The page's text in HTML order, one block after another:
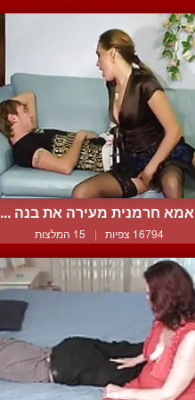
אמא חרמנית מעירה את בנה ...
16794 צפיות | 15 המלצות